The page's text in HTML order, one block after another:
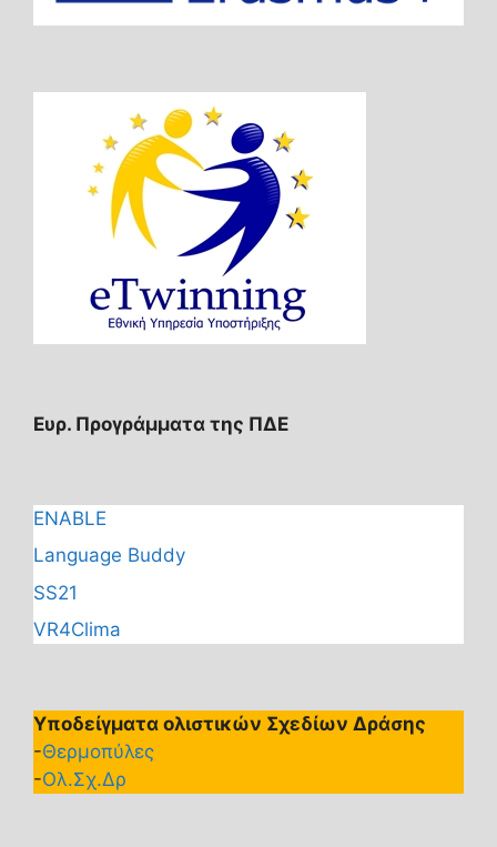
Ευρ. Προγράμματα της ΠΔΕ
ENABLE
Language Buddy
SS21
VR4Clima
Υποδείγματα ολιστικών Σχεδίων Δράσης
-Θερμοπύλες
-Ολ.Σχ.Δρ